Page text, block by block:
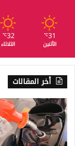
31
℃
الأثنين
32
℃
الثلاثاء
أخر المقالات